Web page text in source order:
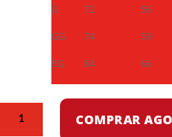
G
72
56
GG
74
59
EG
84 66
COMPRAR